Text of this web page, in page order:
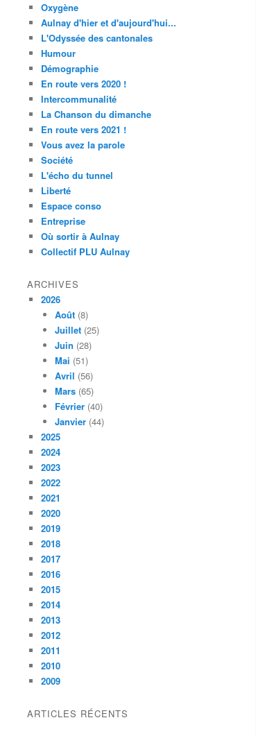
Oxygène
Aulnay d'hier et d'aujourd'hui...
L'Odyssée des cantonales
Humour
Démographie
En route vers 2020 !
Intercommunalité
La Chanson du dimanche
En route vers 2021 !
Vous avez la parole
Société
L'écho du tunnel
Liberté
Espace conso
Entreprise
Où sortir à Aulnay
Collectif PLU Aulnay
ARCHIVES
2026
Août (8)
Juillet (25)
Juin (28)
Mai (51)
Avril (56)
Mars (65)
Février (40)
Janvier (44)
2025
2024
2023
2022
2021
2020
2019
2018
2017
2016
2015
2014
2013
2012
2011
2010
2009
ARTICLES RÉCENTS